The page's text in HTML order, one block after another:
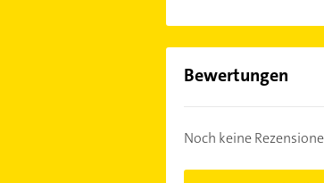
Bewertungen
Noch keine